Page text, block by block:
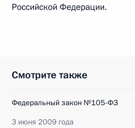
Российской Федерации.
Смотрите также
Федеральный закон №105-ФЗ
3 июня 2009 года